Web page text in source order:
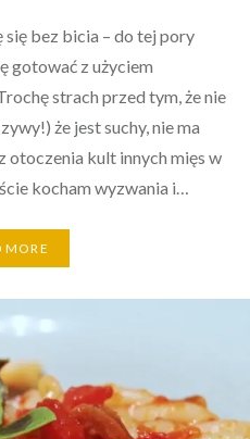
bez bicia – do tej pory
gotować z użyciem
strach przed tym, że nie
że jest suchy, nie ma
otoczenia kult innych mięs w
kocham wyzwania i…
MORE